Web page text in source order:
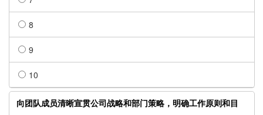
8
9
10
向团队成员清晰宣贯公司战略和部门策略，明确工作原则和目